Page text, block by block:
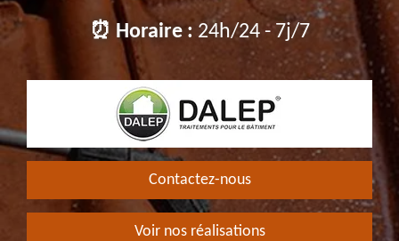
⏰ Horaire : 24h/24 - 7j/7
Contactez-nous
Voir nos réalisations